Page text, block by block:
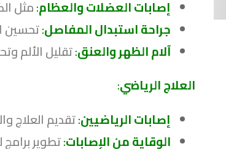
إصابات العضلات والعظام:مثل
جراحة استبدال المفاصل:تحسين
آلام الظهر والعنق:تقليل الألم
العلاج الرياضي:
إصابات الرياضيين:تقديم العلاج
الوقاية من الإصابات:تطوير برامج